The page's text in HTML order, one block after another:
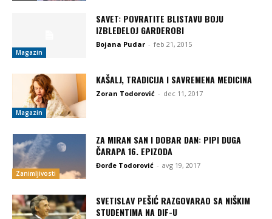
Magazin
SAVET: POVRATITE BLISTAVU BOJU
IZBLEDELOJ GARDEROBI
Bojana Pudar - feb 21, 2015
Magazin
KAŠALJ, TRADICIJA I SAVREMENA MEDICINA
Zoran Todorović - dec 11, 2017
Zanimljivosti
ZA MIRAN SAN I DOBAR DAN: PIPI DUGA
ČARAPA 16. EPIZODA
Đorđe Todorović - avg 19, 2017
SVETISLAV PEŠIĆ RAZGOVARAO SA NIŠKIM
STUDENTIMA NA DIF-U